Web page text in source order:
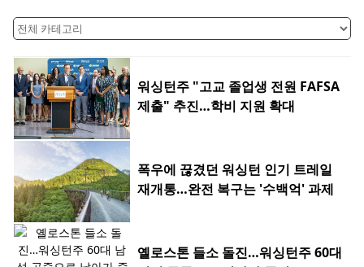
워싱턴주 "고교 졸업생 전원 FAFSA
제출" 추진…학비 지원 확대
폭우에 끊겼던 워싱턴 인기 트레일
재개통…완전 복구는 '수백억' 과제
옐로스톤 들소 돌진…워싱턴주 60대